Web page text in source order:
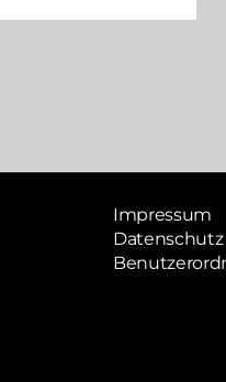
Impressum
Datenschutz